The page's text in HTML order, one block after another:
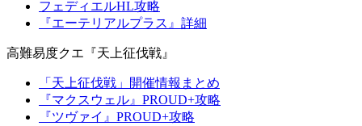
フェディエルHL攻略
『エーテリアルプラス』詳細
高難易度クエ『天上征伐戦』
「天上征伐戦」開催情報まとめ
『マクスウェル』PROUD+攻略
『ツヴァイ』PROUD+攻略